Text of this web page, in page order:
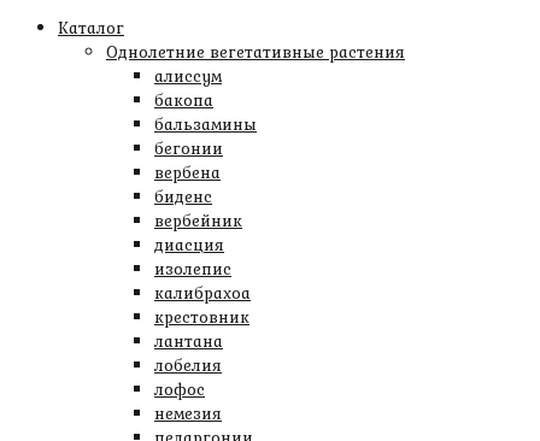
Каталог
Однолетние вегетативные растения
алиссум
бакопа
бальзамины
бегонии
вербена
биденс
вербейник
диасция
изолепис
калибрахоа
крестовник
лантана
лобелия
лофос
немезия